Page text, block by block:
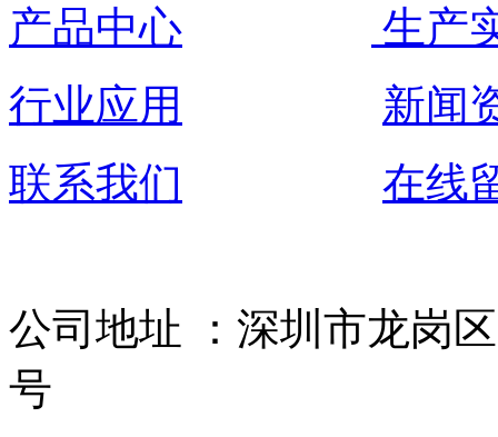
产品中心
生产
行业应用
新闻
联系我们
在线
公司地址 ：深圳市龙岗
号